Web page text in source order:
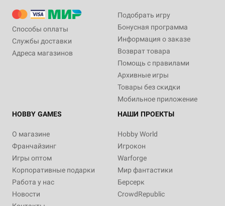
Способы оплаты
Службы доставки
Адреса магазинов
Подобрать игру
Бонусная программа
Информация о заказе
Возврат товара
Помощь с правилами
Архивные игры
Товары без скидки
Мобильное приложение
HOBBY GAMES
О магазине
Франчайзинг
Игры оптом
Корпоративные подарки
Работа у нас
Новости
НАШИ ПРОЕКТЫ
Hobby World
Игрокон
Warforge
Мир фантастики
Берсерк
CrowdRepublic